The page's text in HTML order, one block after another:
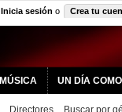
Inicia sesión o Crea tu
MÚSICA UN DÍA
Directores Buscar por